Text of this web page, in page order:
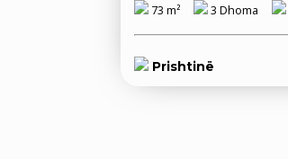
73 m² 3 Dhoma
Prishtinë